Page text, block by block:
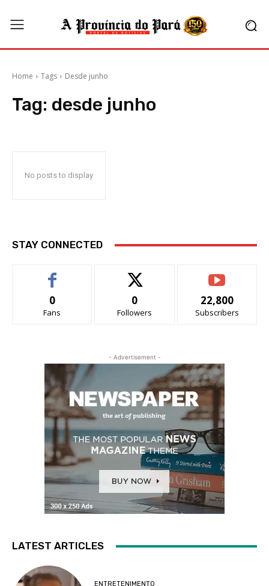
Home Tags Desde junho
Tag: desde junho
No posts to display
STAY CONNECTED
0
Fans
0
Followers
22,800
Subscribers
- Advertisement -
LATEST ARTICLES
ENTRETENIMENTO